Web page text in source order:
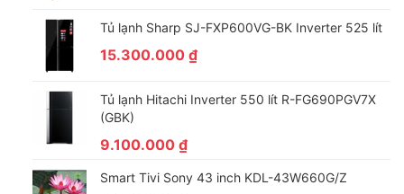
Tủ lạnh Sharp SJ-FXP600VG-BK Inverter 525 lít
15.300.000 ₫
Tủ lạnh Hitachi Inverter 550 lít R-FG690PGV7X
(GBK)
9.100.000 ₫
Smart Tivi Sony 43 inch KDL-43W660G/Z